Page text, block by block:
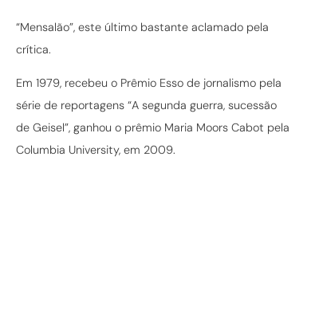
“Mensalão”, este último bastante aclamado pela
crítica.
Em 1979, recebeu o Prêmio Esso de jornalismo pela
série de reportagens “A segunda guerra, sucessão
de Geisel”, ganhou o prêmio Maria Moors Cabot pela
Columbia University, em 2009.